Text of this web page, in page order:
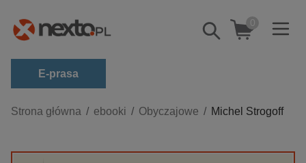
Pokaż/schowaj
wyszukiwarkę
0
E-prasa
Kategorie
Strona główna ebooki Obyczajowe Michel Strogoff